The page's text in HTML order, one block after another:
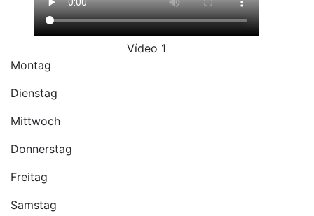
Vídeo 1
Montag
Dienstag
Mittwoch
Donnerstag
Freitag
Samstag